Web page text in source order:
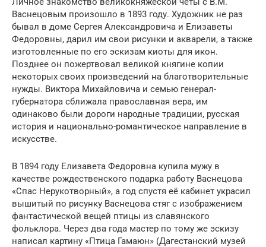
Васнецовым произошло в 1893 году. Художник не раз
бывал в доме Сергея Александровича и Елизаветы
Федоровны, дарил им свои рисунки и акварели, а также
изготовленные по его эскизам киоты для икон.
Позднее он пожертвовал великой княгине копии
некоторых своих произведений на благотворительные
нужды. Виктора Михайловича и семью генерал-
губернатора сближала православная вера, им
одинаково были дороги народные традиции, русская
история и национально-романтическое направление в
искусстве.
В 1894 году Елизавета Федоровна купила мужу в
качестве рождественского подарка работу Васнецова
«Спас Нерукотворный», а год спустя её кабинет украсил
вышитый по рисунку Васнецова стяг с изображением
фантастической вещей птицы из славянского
фольклора. Через два года мастер по тому же эскизу
написал картину «Птица Гамаюн» (Дагестанский музей